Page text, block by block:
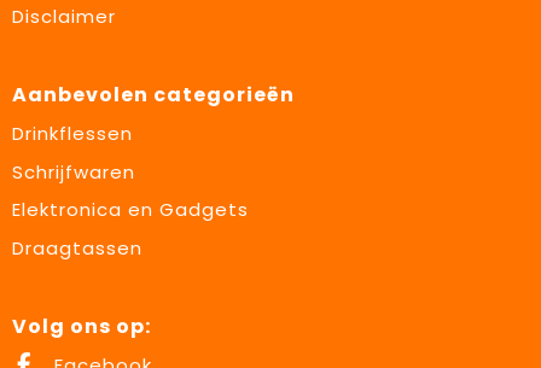
Disclaimer
Aanbevolen categorieën
Drinkflessen
Schrijfwaren
Elektronica en Gadgets
Draagtassen
Volg ons op: